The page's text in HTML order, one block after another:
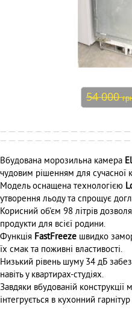
54 000
Вбудована морозильна камера
чудовим рішенням для сучасної
Модель оснащена технологією
утворення льоду та спрощує
Корисний об'єм 98 літрів
продукти для всієї родини.
Функція FastFreeze швидко
їх смак та поживні властивості.
Низький рівень шуму 34 дБ
навіть у квартирах-студіях.
Завдяки вбудованій
інтегрується в кухонний